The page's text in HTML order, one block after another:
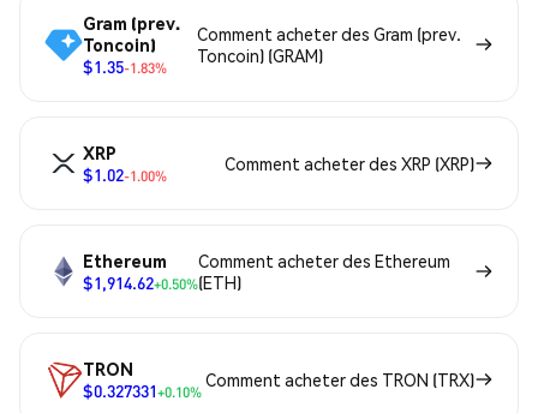
Gram (prev.
Toncoin)
$1.35-1.83%
Comment acheter des Gram (prev.
Toncoin) (GRAM)
XRP
$1.02-1.00%
Comment acheter des XRP (XRP)
Ethereum
$1,914.62+0.50%
Comment acheter des Ethereum
(ETH)
TRON
$0.327331+0.10%
Comment acheter des TRON (TRX)